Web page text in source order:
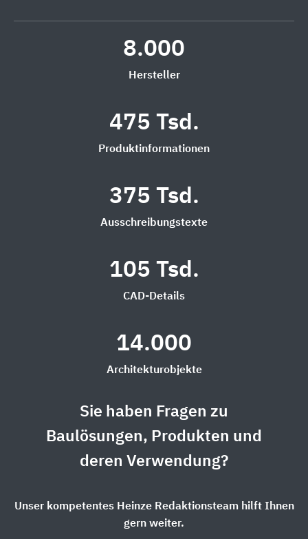
8.000
Hersteller
475 Tsd.
Produktinformationen
375 Tsd.
Ausschreibungstexte
105 Tsd.
CAD-Details
14.000
Architekturobjekte
Sie haben Fragen zu
Baulösungen, Produkten und
deren Verwendung?
Unser kompetentes Heinze Redaktionsteam hilft Ihnen
gern weiter.